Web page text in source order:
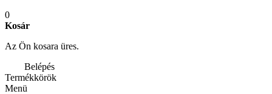
0
Kosár
Az Ön kosara üres.
Belépés
Termékkörök
Menü